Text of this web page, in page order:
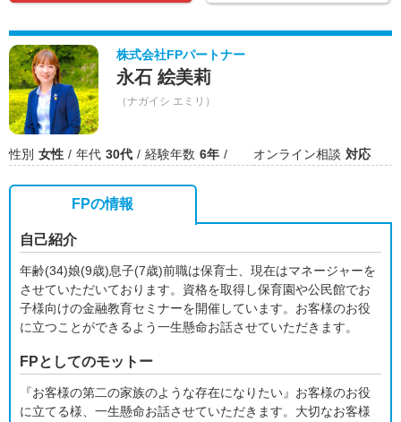
株式会社FPパートナー
永石 絵美莉
（ナガイシ エミリ）
性別 女性 年代 30代 経験年数 6年 オンライン相談 対応
FPの情報
自己紹介
年齢(34)娘(9歳)息子(7歳)前職は保育士、現在はマネージャーを
させていただいております。資格を取得し保育園や公民館でお
子様向けの金融教育セミナーを開催しています。お客様のお役
に立つことができるよう一生懸命お話させていただきます。
FPとしてのモットー
『お客様の第二の家族のような存在になりたい』お客様のお役
に立てる様、一生懸命お話させていただきます。大切なお客様